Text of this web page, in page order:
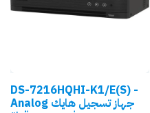
DS-7216HQHI-K1/E(S) -
Analog جهاز تسجيل هايك